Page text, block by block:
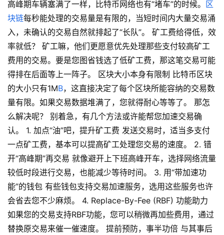
高峰期车辆塞满了一样，比特币网络也有“堵车”的时候。 区
块链每秒能处理的交易量是有限的，当短时间内大量交易涌
入，未确认的交易自然就排起了“长队”。 矿工费给得低，效
率就低？ 矿工嘛，他们更愿意优先处理那些支付较高矿工
费用的交易。要是您图省钱选了低矿工费，那这笔交易可能
得排在后面等上一阵子。 区块大小本身有限制 比特币区块
的大小只有1MB，这直接决定了每个区块所能容纳的交易数
量有限。如果交易数据堆满了，您就得耐心等等了。 那怎
么解决呢？ 别着急，有几个方法或许能帮您加速交易确
认。 1. 加点“油”吧，提升矿工费 发送交易时，适当多支付
一点矿工费，基本可以提高矿工处理您交易的速度。 2. 错
开“高峰期”再交易 就像避开上下班高峰开车，选择网络流量
较低时段进行交易，也能减少等待时间。 3. 用“带加速功
能”的钱包 有些钱包支持交易加速服务，选用这些服务也许
会省去您不少麻烦。 4. Replace-By-Fee (RBF) 功能助力
如果您的交易支持RBF功能，您可以稍微再加些费用，通过
替换原交易来催一催速度。 提前预防，事半功倍 与其事后